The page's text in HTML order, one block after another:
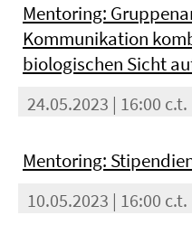
Mentoring:
Kommunikation
biologischen Sicht
24.05.2023 | 16:00 c.t.
Mentoring:
10.05.2023 | 16:00 c.t.